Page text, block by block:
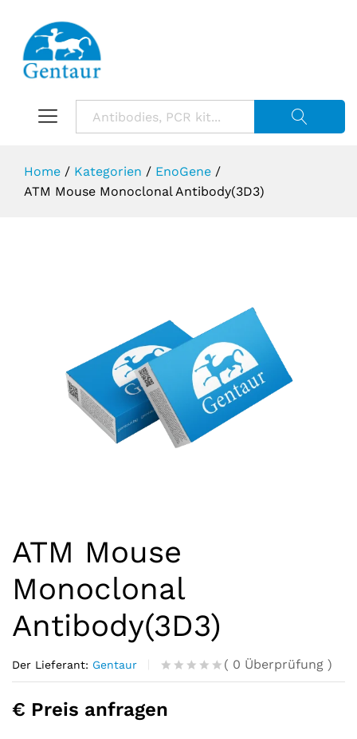
Home / Kategorien / EnoGene /
ATM Mouse Monoclonal Antibody(3D3)
ATM Mouse
Monoclonal
Antibody(3D3)
Der Lieferant: Gentaur
R
t
0
( 0 Überprüfung )
€ Preis anfragen